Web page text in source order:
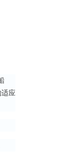
应